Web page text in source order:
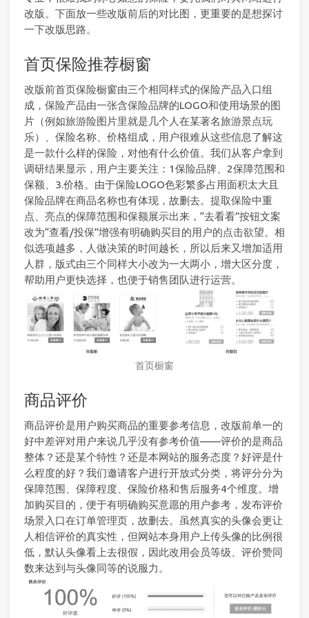
改版。下面放一些改版前后的对比图，更重要的是想探讨
一下改版思路。
首页保险推荐橱窗
改版前首页保险橱窗由三个相同样式的保险产品入口组
成，保险产品由一张含保险品牌的LOGO和使用场景的图
片（例如旅游险图片里就是几个人在某著名旅游景点玩
乐）、保险名称、价格组成，用户很难从这些信息了解这
是一款什么样的保险，对他有什么价值。我们从客户拿到
调研结果显示，用户主要关注：1保险品牌、2保障范围和
保额、3.价格。由于保险LOGO色彩繁多占用面积太大且
保险品牌在商品名称也有体现，故删去。提取保险中重
点、亮点的保障范围和保额展示出来，“去看看”按钮文案
改为“查看/投保”增强有明确购买目的用户的点击欲望。相
似选项越多，人做决策的时间越长，所以后来又增加适用
人群，版式由三个同样大小改为一大两小，增大区分度，
帮助用户更快选择，也便于销售团队进行运营。
首页橱窗
商品评价
商品评价是用户购买商品的重要参考信息，改版前单一的
好中差评对用户来说几乎没有参考价值——评价的是商品
整体？还是某个特性？还是本网站的服务态度？好评是什
么程度的好？我们邀请客户进行开放式分类，将评分分为
保障范围、保障程度、保险价格和售后服务4个维度。增
加购买目的，便于有明确购买意愿的用户参考，发布评价
场景入口在订单管理页，故删去。虽然真实的头像会更让
人相信评价的真实性，但网站本身用户上传头像的比例很
低，默认头像看上去很假，因此改用会员等级、评价赞同
数来达到与头像同等的说服力。